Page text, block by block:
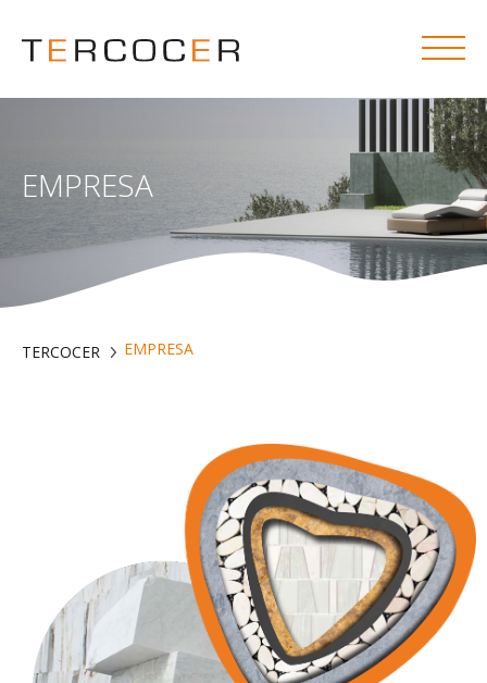
EMPRESA
TERCOCER EMPRESA